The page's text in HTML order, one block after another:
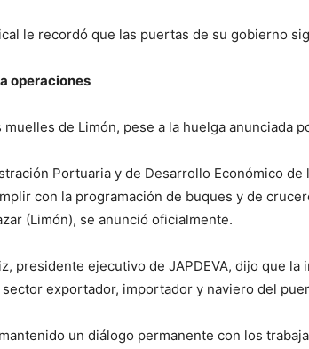
le recordó que las puertas de su gobierno
operaciones
muelles de Limón, pese a la huelga anunciada
Portuaria y de Desarrollo Económico
con la programación de buques y de
(Limón), se anunció oficialmente.
presidente ejecutivo de JAPDEVA, dijo que
exportador, importador y naviero del
un diálogo permanente con los